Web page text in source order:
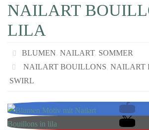
NAILART
LILA
BLUMEN, NAILART, SOMMER
NAILART BOUILLONS, NAILART
SWIRL